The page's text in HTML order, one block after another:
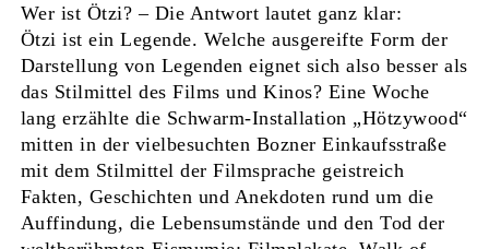
Wer ist Ötzi? – Die Antwort lautet ganz klar:
Ötzi ist ein Legende. Welche ausgereifte Form der
Darstellung von Legenden eignet sich also besser als
das Stilmittel des Films und Kinos? Eine Woche
lang erzählte die Schwarm-Installation „Hötzywood“
mitten in der vielbesuchten Bozner Einkaufsstraße
mit dem Stilmittel der Filmsprache geistreich
Fakten, Geschichten und Anekdoten rund um die
Auffindung, die Lebensumstände und den Tod der